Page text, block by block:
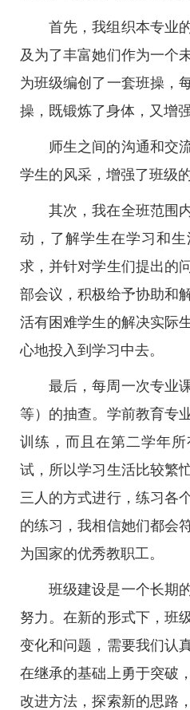
首先，我组织本专业
及为了丰富她们作为一个
为班级编创了一套班操，
操，既锻炼了身体，又增
师生之间的沟通和交
学生的风采，增强了班级
其次，我在全班范围
动，了解学生在学习和
求，并针对学生们提出的
部会议，积极给予协助和
活有困难学生的解决实际
心地投入到学习中去。
最后，每周一次专业
等）的抽查。学前教育专
训练，而且在第二学年
试，所以学习生活比较繁
三人的方式进行，练习各
的练习，我相信她们都会
为国家的优秀教职工。
班级建设是一个长期
努力。在新的形式下，班
变化和问题，需要我们认
在继承的基础上勇于突破
改进方法，探索新的思路